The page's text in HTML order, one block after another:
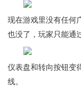
现在游戏里没有任何
也没了，玩家只能通
仪表盘和转向按钮变
线。